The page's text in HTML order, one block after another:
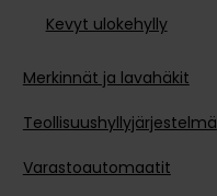
Kevyt ulokehylly
Merkinnät ja lavahäkit
Teollisuushyllyjärjestelmä
Varastoautomaatit